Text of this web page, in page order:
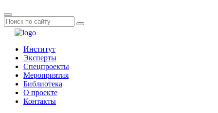
Институт
Эксперты
Спецпроекты
Мероприятия
Библиотека
О проекте
Контакты